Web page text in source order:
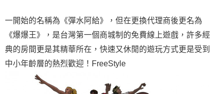
一開始的名稱為《彈水阿給》，但在更換代理商後更名為
《爆爆王》，是台灣第一個商城制的免費線上遊戲，許多經
典的房間更是其精華所在，快速又休閒的遊玩方式更是受到
中小年齡層的熱烈歡迎！FreeStyle